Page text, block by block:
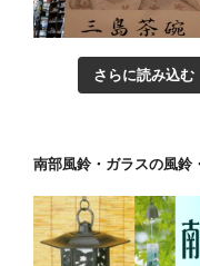
さらに読み込む
南部風鈴・ガラスの風鈴